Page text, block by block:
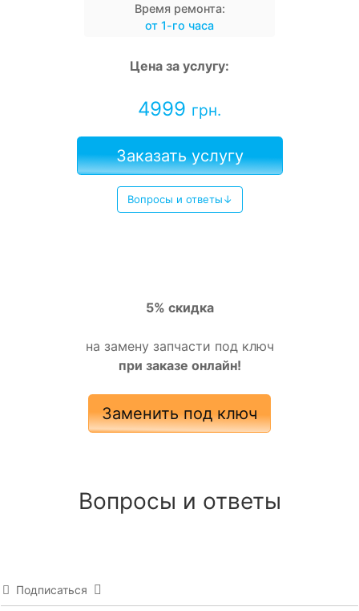
Время ремонта:
от 1-го часа
Цена за услугу:
4999 грн.
Заказать услугу
Вопросы и ответы↓
5% скидка
на замену запчасти под ключ
при заказе онлайн!
Заменить под ключ
Вопросы и ответы
Подписаться